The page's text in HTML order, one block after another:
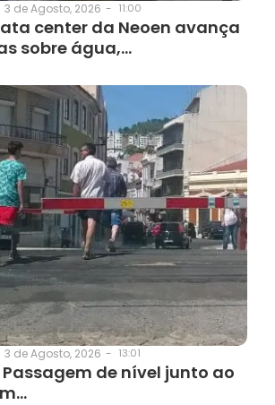
3 de Agosto, 2026 - 11:00
center da Neoen avança
sobre água,…
3 de Agosto, 2026 - 13:01
de nível junto ao